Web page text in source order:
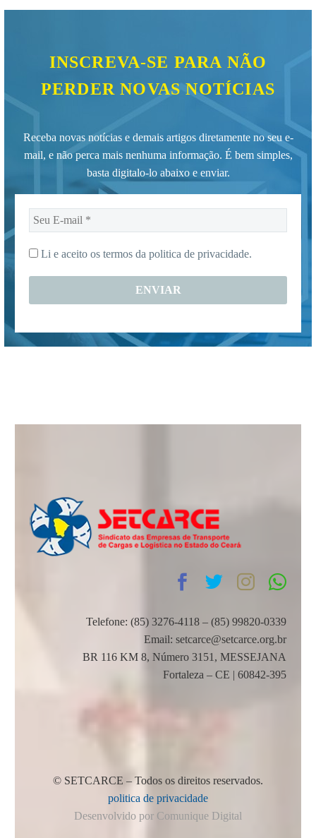
INSCREVA-SE PARA NÃO
PERDER NOVAS NOTÍCIAS
Receba novas notícias e demais artigos diretamente no seu e-
mail, e não perca mais nenhuma informação. É bem simples,
basta digitalo-lo abaixo e enviar.
Seu
E-
mail
*
Li e aceito os termos da politica de privacidade.
Telefone: (85) 3276-4118 – (85) 99820-0339
Email: setcarce@setcarce.org.br
BR 116 KM 8, Número 3151, MESSEJANA
Fortaleza – CE | 60842-395
© SETCARCE – Todos os direitos reservados.
politica de privacidade
Desenvolvido por Comunique Digital